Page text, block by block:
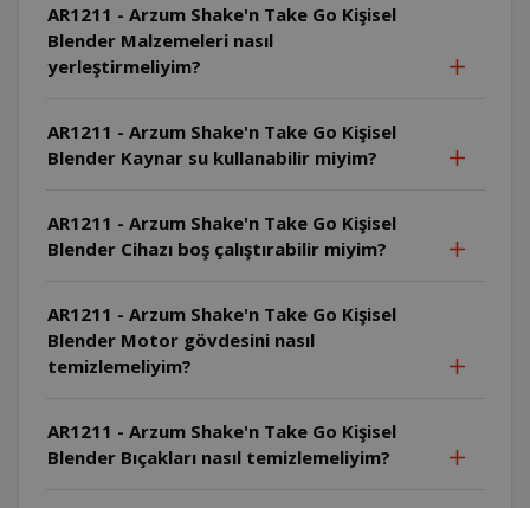
AR1211 - Arzum Shake'n Take Go Kişisel
Blender Malzemeleri nasıl
yerleştirmeliyim?
AR1211 - Arzum Shake'n Take Go Kişisel
Blender Kaynar su kullanabilir miyim?
AR1211 - Arzum Shake'n Take Go Kişisel
Blender Cihazı boş çalıştırabilir miyim?
AR1211 - Arzum Shake'n Take Go Kişisel
Blender Motor gövdesini nasıl
temizlemeliyim?
AR1211 - Arzum Shake'n Take Go Kişisel
Blender Bıçakları nasıl temizlemeliyim?